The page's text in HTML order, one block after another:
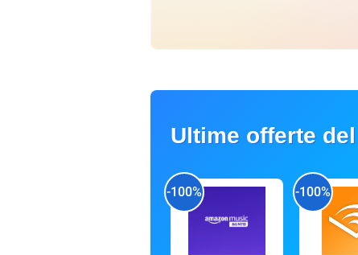
Ultime offerte
-100% -100%